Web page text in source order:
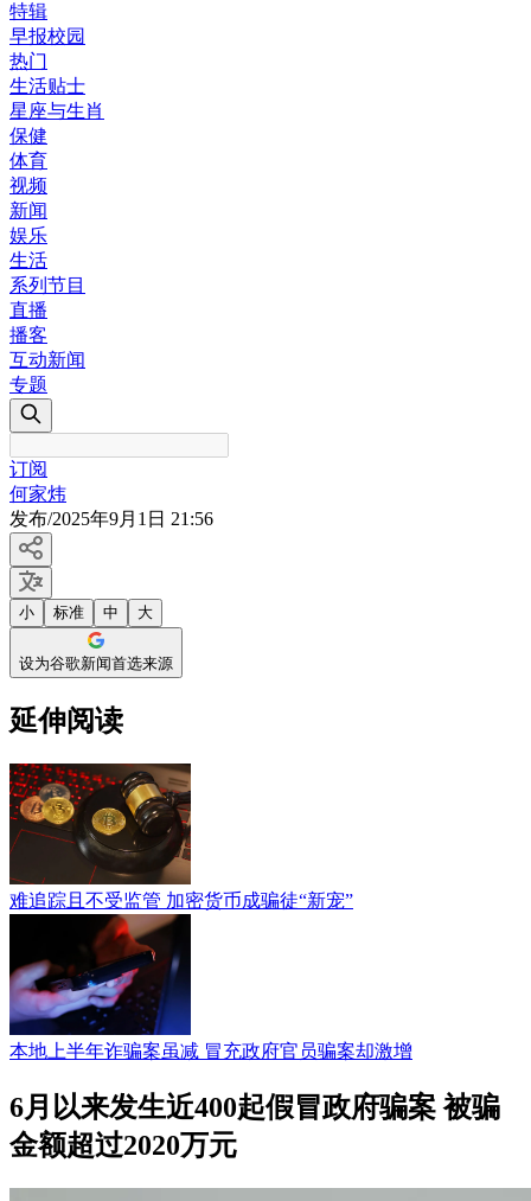
特辑
早报校园
热门
生活贴士
星座与生肖
保健
体育
视频
新闻
娱乐
生活
系列节目
直播
播客
互动新闻
专题
订阅
何家炜
发布/2025年9月1日 21:56
小 标准 中 大
设为谷歌新闻首选来源
延伸阅读
难追踪且不受监管 加密货币成骗徒“新宠”
本地上半年诈骗案虽减 冒充政府官员骗案却激增
6月以来发生近400起假冒政府骗案 被骗
金额超过2020万元